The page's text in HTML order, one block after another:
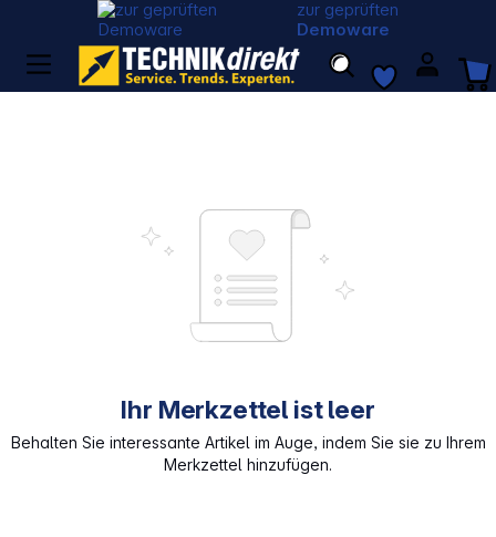
zur geprüften
Demoware
Ihr Merkzettel ist leer
Behalten Sie interessante Artikel im Auge, indem Sie sie zu Ihrem
Merkzettel hinzufügen.